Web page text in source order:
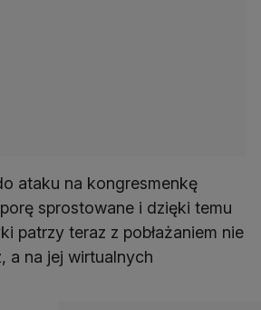
ataku na kongresmenkę
sprostowane i dzięki temu
patrzy teraz z pobłażaniem nie
a na jej wirtualnych